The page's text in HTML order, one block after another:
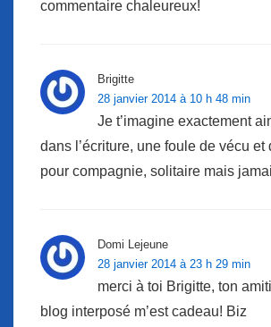
commentaire chaleureux!
Brigitte
28 janvier 2014 à 10 h 48 min
Je t’imagine exactement
dans l’écriture, une foule de vécu et
pour compagnie, solitaire mais
Domi Lejeune
28 janvier 2014 à 23 h 29 min
merci à toi Brigitte, ton
blog interposé m’est cadeau! Biz